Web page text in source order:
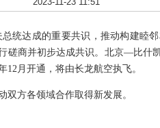
统达成的重要共识，推动构建睦
磋商并初步达成共识。北京—比什
月开通，将由长龙航空执飞。
方各领域合作取得新发展。